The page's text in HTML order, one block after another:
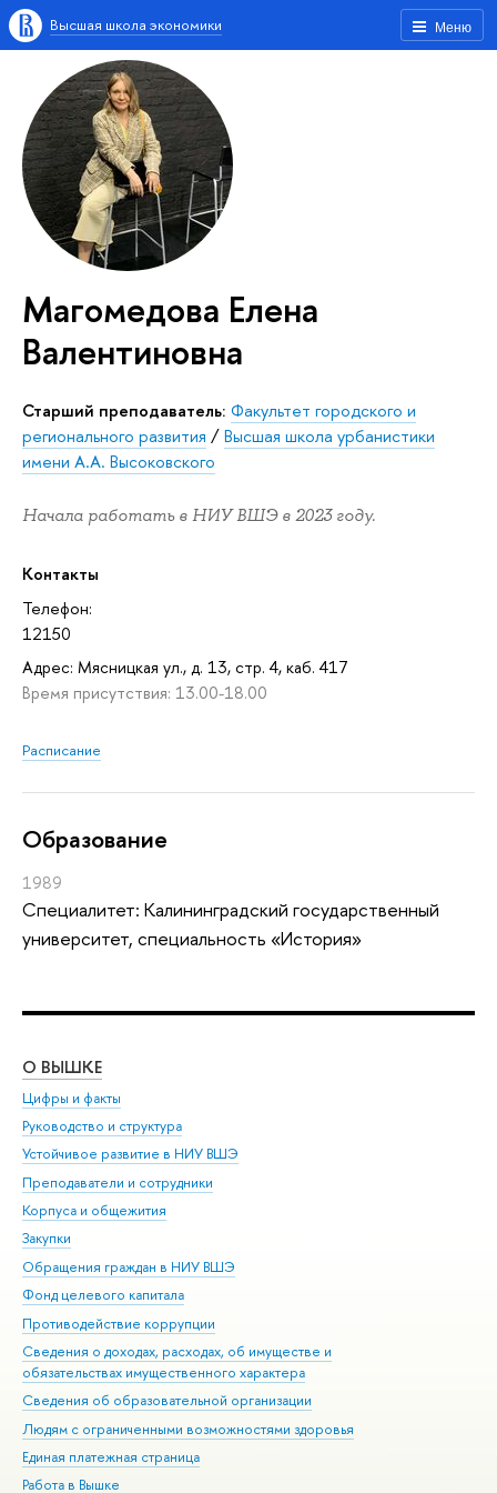
Меню
Высшая школа экономики
Магомедова Елена
Валентиновна
Старший преподаватель: Факультет городского и
регионального развития /Высшая школа урбанистики
имени А.А. Высоковского
Начала работать в НИУ ВШЭ в 2023 году.
Контакты
Телефон:
12150
Адрес: Мясницкая ул., д. 13, стр. 4, каб. 417
Время присутствия: 13.00-18.00
Расписание
Oбразование
1989
Специалитет: Калининградский государственный
университет, специальность «История»
О ВЫШКЕ
Цифры и факты
Руководство и структура
Устойчивое развитие в НИУ ВШЭ
Преподаватели и сотрудники
Корпуса и общежития
Закупки
Обращения граждан в НИУ ВШЭ
Фонд целевого капитала
Противодействие коррупции
Сведения о доходах, расходах, об имуществе и
обязательствах имущественного характера
Сведения об образовательной организации
Людям с ограниченными возможностями здоровья
Единая платежная страница
Работа в Вышке